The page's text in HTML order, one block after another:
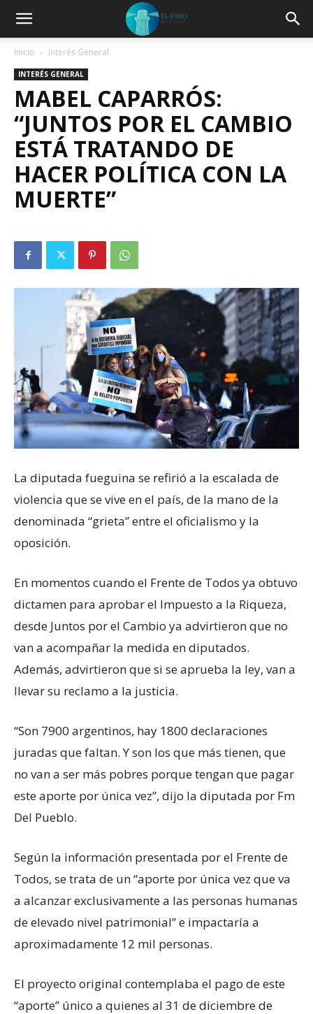
Inicio Interés General
INTERÉS GENERAL
MABEL CAPARRÓS:
“JUNTOS POR EL CAMBIO
ESTÁ TRATANDO DE
HACER POLÍTICA CON LA
MUERTE”
La diputada fueguina se refirió a la escalada de
violencia que se vive en el país, de la mano de la
denominada “grieta” entre el oficialismo y la
oposición.
En momentos cuando el Frente de Todos ya obtuvo
dictamen para aprobar el Impuesto a la Riqueza,
desde Juntos por el Cambio ya advirtieron que no
van a acompañar la medida en diputados.
Además, advirtieron que si se aprueba la ley, van a
llevar su reclamo a la justicia.
“Son 7900 argentinos, hay 1800 declaraciones
juradas que faltan. Y son los que más tienen, que
no van a ser más pobres porque tengan que pagar
este aporte por única vez”, dijo la diputada por Fm
Del Pueblo.
Según la información presentada por el Frente de
Todos, se trata de un “aporte por única vez que va
a alcanzar exclusivamente a las personas humanas
de elevado nivel patrimonial” e impactaría a
aproximadamente 12 mil personas.
El proyecto original contemplaba el pago de este
“aporte” único a quienes al 31 de diciembre de